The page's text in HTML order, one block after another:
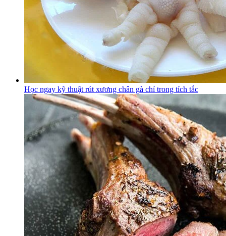
Học ngay kỹ thuật rút xương chân gà chỉ trong tích tắc